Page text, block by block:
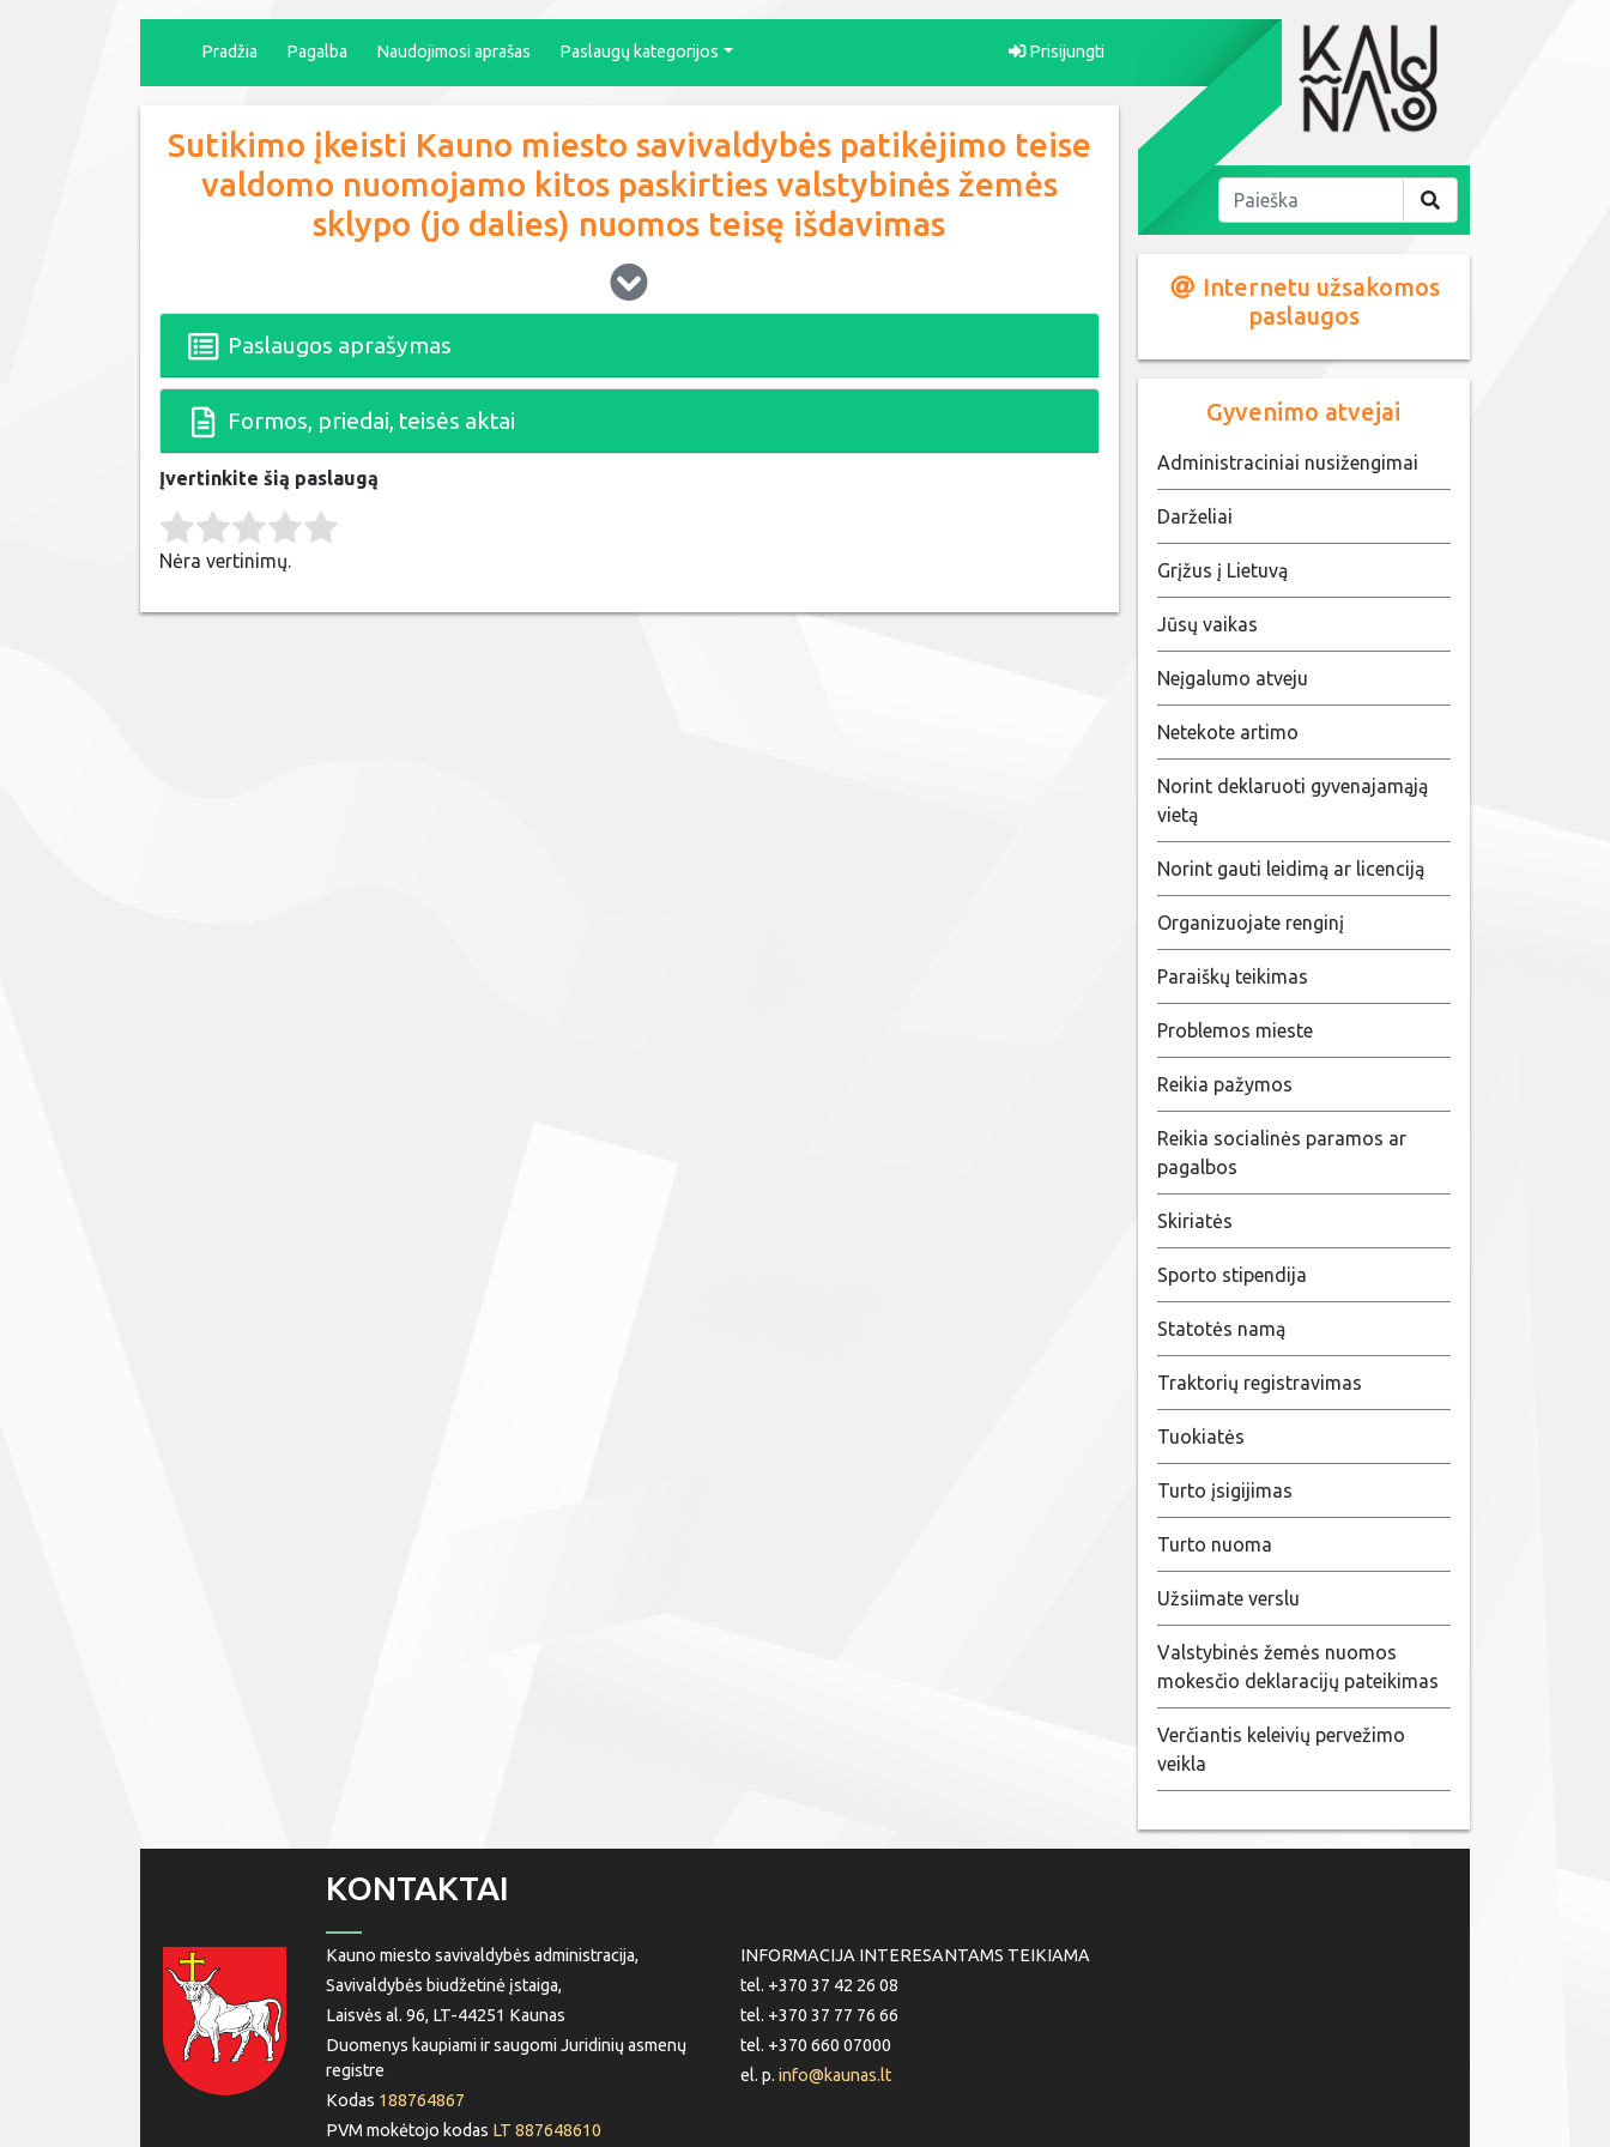
Pradžia Pagalba Naudojimosi aprašas Paslaugų kategorijos Prisijungti
Sutikimo įkeisti Kauno miesto savivaldybės patikėjimo teise
valdomo nuomojamo kitos paskirties valstybinės žemės
sklypo (jo dalies) nuomos teisę išdavimas
Paslaugos aprašymas
Formos, priedai, teisės aktai
Įvertinkite šią paslaugą
Rate this item:
Nėra vertinimų.
Internetu užsakomos
paslaugos
Gyvenimo atvejai
Administraciniai nusižengimai
Darželiai
Grįžus į Lietuvą
Jūsų vaikas
Neįgalumo atveju
Netekote artimo
Norint deklaruoti gyvenajamąją
vietą
Norint gauti leidimą ar licenciją
Organizuojate renginį
Paraiškų teikimas
Problemos mieste
Reikia pažymos
Reikia socialinės paramos ar
pagalbos
Skiriatės
Sporto stipendija
Statotės namą
Traktorių registravimas
Tuokiatės
Turto įsigijimas
Turto nuoma
Užsiimate verslu
Valstybinės žemės nuomos
mokesčio deklaracijų pateikimas
Verčiantis keleivių pervežimo
veikla
KONTAKTAI
Kauno miesto savivaldybės administracija,
Savivaldybės biudžetinė įstaiga,
Laisvės al. 96, LT-44251 Kaunas
Duomenys kaupiami ir saugomi Juridinių asmenų
registre
Kodas 188764867
PVM mokėtojo kodas LT 887648610
INFORMACIJA INTERESANTAMS TEIKIAMA
tel. +370 37 42 26 08
tel. +370 37 77 76 66
tel. +370 660 07000
el. p. info@kaunas.lt